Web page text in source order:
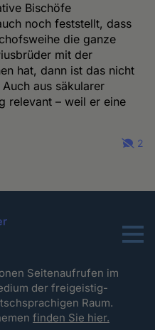
Bischöfe
noch feststellt, dass
die ganze
mit der
hat, dann ist das nicht
aus säkularer
relevant – weil er eine
2
Menu
Seitenaufrufen im
der freigeistig-
Raum.
finden Sie hier.